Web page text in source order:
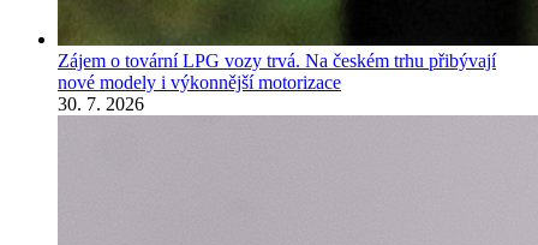
Zájem o tovární LPG vozy trvá. Na českém trhu přibývají
nové modely i výkonnější motorizace
30. 7. 2026